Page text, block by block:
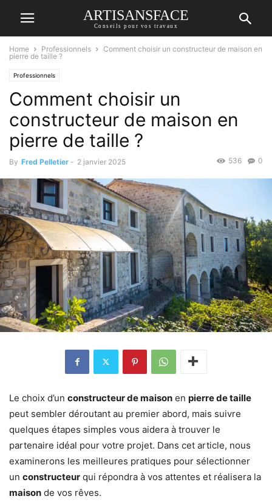
ARTISANSFACE
Conseils pour vos travaux
Home Professionnels
Comment choisir un constructeur de maison en
pierre de taille ?
Professionnels
Comment choisir un
constructeur de maison en
pierre de taille ?
By Fred Pelletier - 2 janvier 2025 0
536
Le choix d’un constructeur de maison en pierre de taille
peut sembler déroutant au premier abord, mais suivre
quelques étapes simples vous aidera à trouver le
partenaire idéal pour votre projet. Dans cet article, nous
examinerons les meilleures pratiques pour sélectionner
un constructeur qui répondra à vos attentes et réalisera la
maison de vos rêves.